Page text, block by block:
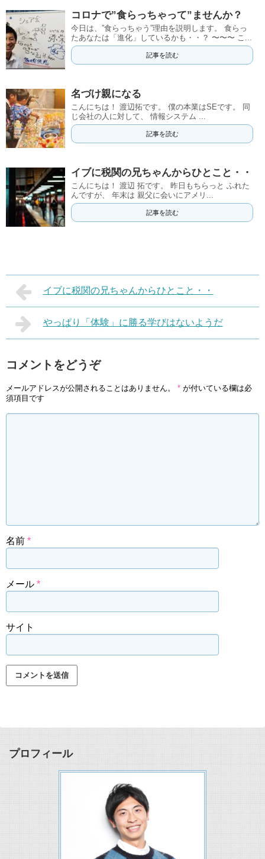
コロナで”食らっちゃって”ませんか？
今日は、”食らっちゃう”理由を説明します。 食らっ
たあなたは「進化」しているかも・・？ 〜〜〜 こ...
記事を読む
名づけ親になる
こんにちは！ 渡辺拓です。 僕の本業はSEです。 同
じ会社の人に対して、 情報システム ...
記事を読む
イブに税関の兄ちゃんからひとこと・・
こんにちは！ 渡辺 拓です。 昨日もちらっと ふれた
んですが、 年末は 親父に会いにアメリ...
記事を読む
イブに税関の兄ちゃんからひとこと・・
やっぱり「体験」に勝る学びはないようだ
コメントをどうぞ
メールアドレスが公開されることはありません。 * が付いている欄は必
須項目です
名前 *
メール *
サイト
プロフィール